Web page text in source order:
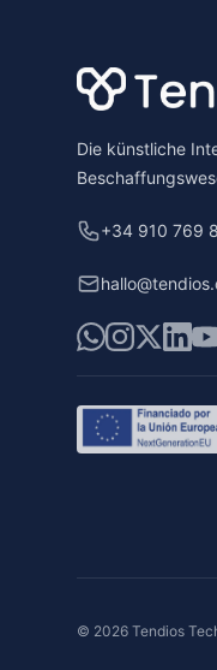
Die künstliche
+34 910 769
WhatsApp
Instagram
X
© 2026 Tendios